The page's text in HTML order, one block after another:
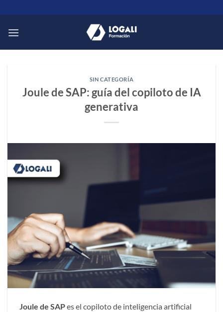
al
contenido
SIN CATEGORÍA
Joule de SAP: guía del copiloto de IA
generativa
Joule de SAPes el copiloto de inteligencia artificial